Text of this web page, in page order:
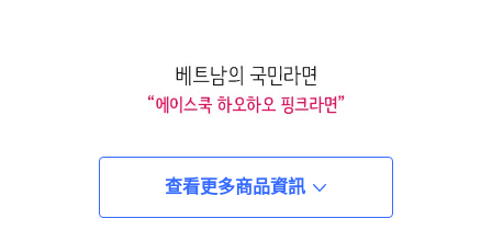
查看更多商品資訊